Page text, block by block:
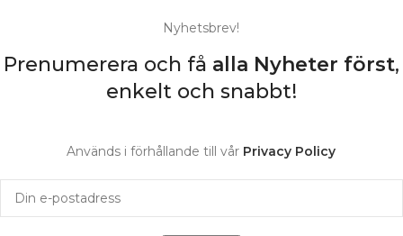
Nyhetsbrev!
Prenumerera och få alla Nyheter först,
enkelt och snabbt!
Används i förhållande till vår Privacy Policy